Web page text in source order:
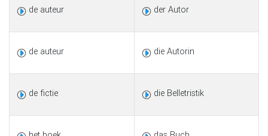
de auteur der Autor
de auteur die Autorin
de fictie die Belletristik